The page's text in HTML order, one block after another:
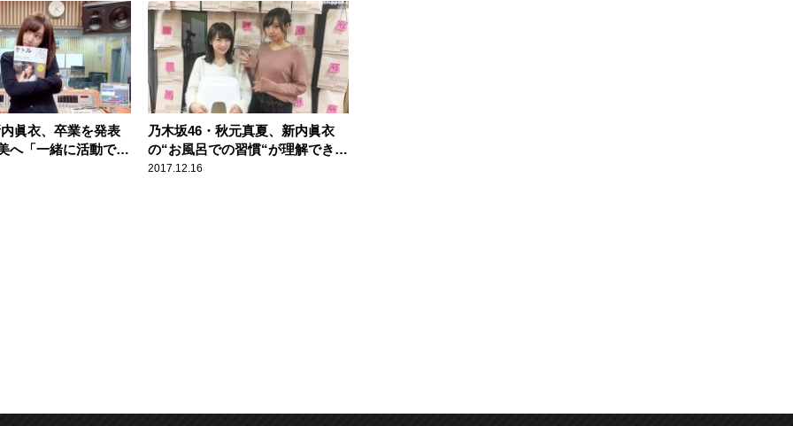
眞衣、卒業を発表
へ「一緒に活動でき
乃木坂46・秋元真夏、新内眞衣
の“お風呂での習慣“が理解できず
「嘘でしょ？」
2017.12.16